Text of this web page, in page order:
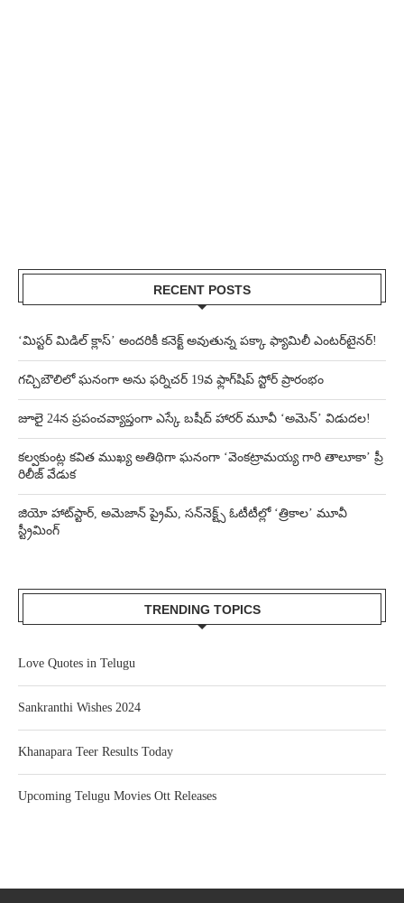
RECENT POSTS
‘మిస్టర్ మిడిల్ క్లాస్’ అందరికీ కనెక్ట్ అవుతున్న పక్కా ఫ్యామిలీ ఎంటర్‌టైనర్!
గచ్చిబౌలిలో ఘనంగా అను ఫర్నిచర్ 19వ ఫ్లాగ్‌షిప్ స్టోర్ ప్రారంభం
జూలై 24న ప్రపంచవ్యాప్తంగా ఎస్కే బషీద్‌ హారర్ మూవీ ‘అమెన్’ విడుదల!
కల్వకుంట్ల కవిత ముఖ్య అతిథిగా ఘనంగా ‘వెంకట్రామయ్య గారి తాలూకా’ ప్రీ
రిలీజ్ వేడుక
జియో హాట్‌స్టార్, అమెజాన్ ప్రైమ్, సన్‌నెక్ట్స్ ఓటీటీల్లో ‘త్రికాల’ మూవీ
స్ట్రీమింగ్
TRENDING TOPICS
Love Quotes in Telugu
Sankranthi Wishes 2024
Khanapara Teer Results Today
Upcoming Telugu Movies Ott Releases